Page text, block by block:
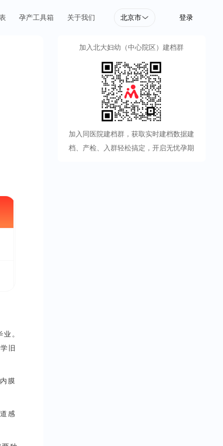
孕产工具箱 关于我们 北京市 登录
。
旧
膜
感
加入北大妇幼（中心院区）建档群
加入同医院建档群，获取实时建档数据建
档、产检、入群轻松搞定，开启无忧孕期